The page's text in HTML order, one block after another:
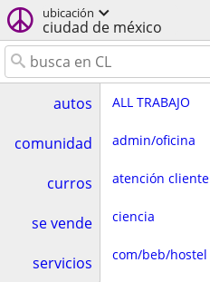
ubicación
ciudad de méxico
autos
comunidad
curros
se vende
servicios
ALL TRABAJO
admin/oficina
atención cliente
ciencia
com/beb/hostel